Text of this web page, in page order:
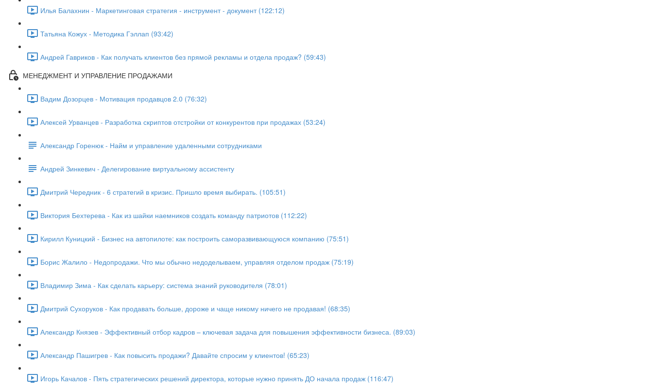
Илья Балахнин - Маркетинговая стратегия - инструмент - документ (122:12)
Татьяна Кожух - Методика Гэллап (93:42)
Андрей Гавриков - Как получать клиентов без прямой рекламы и отдела продаж? (59:43)
МЕНЕДЖМЕНТ И УПРАВЛЕНИЕ ПРОДАЖАМИ
Вадим Дозорцев - Мотивация продавцов 2.0 (76:32)
Алексей Урванцев - Разработка скриптов отстройки от конкурентов при продажах (53:24)
Александр Горенюк - Найм и управление удаленными сотрудниками
Андрей Зинкевич - Делегирование виртуальному ассистенту
Дмитрий Чередник - 6 стратегий в кризис. Пришло время выбирать. (105:51)
Виктория Бехтерева - Как из шайки наемников создать команду патриотов (112:22)
Кирилл Куницкий - Бизнес на автопилоте: как построить саморазвивающуюся компанию (75:51)
Борис Жалило - Недопродажи. Что мы обычно недоделываем, управляя отделом продаж (75:19)
Владимир Зима - Как сделать карьеру: система знаний руководителя (78:01)
Дмитрий Сухоруков - Как продавать больше, дороже и чаще никому ничего не продавая! (68:35)
Александр Князев - Эффективный отбор кадров – ключевая задача для повышения эффективности бизнеса. (89:03)
Александр Пашигрев - Как повысить продажи? Давайте спросим у к лиентов! (65:23)
Игорь Качалов - Пять стратегических решений директора, которые нужно принять ДО начала продаж (116:47)